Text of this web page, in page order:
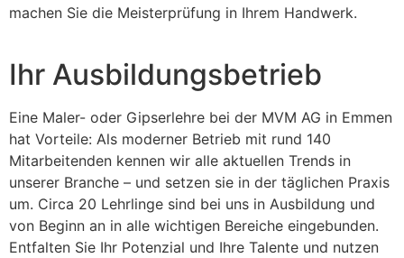
machen Sie die Meisterprüfung in Ihrem Handwerk.
Ihr Ausbildungsbetrieb
Eine Maler- oder Gipserlehre bei der MVM AG in Emmen
hat Vorteile: Als moderner Betrieb mit rund 140
Mitarbeitenden kennen wir alle aktuellen Trends in
unserer Branche – und setzen sie in der täglichen Praxis
um. Circa 20 Lehrlinge sind bei uns in Ausbildung und
von Beginn an in alle wichtigen Bereiche eingebunden.
Entfalten Sie Ihr Potenzial und Ihre Talente und nutzen